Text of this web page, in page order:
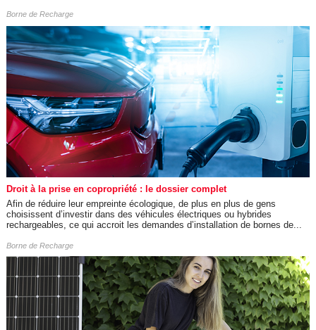
Borne de Recharge
Droit à la prise en copropriété : le dossier complet
Afin de réduire leur empreinte écologique, de plus en plus de gens
choisissent d’investir dans des véhicules électriques ou hybrides
rechargeables, ce qui accroit les demandes d’installation de bornes de...
Borne de Recharge